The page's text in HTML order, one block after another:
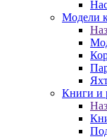
Модели
Книги и